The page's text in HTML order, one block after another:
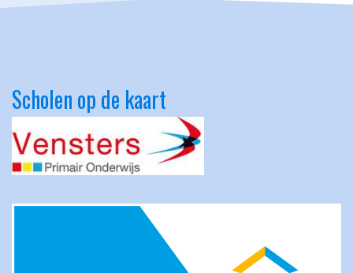
Scholen op de kaart